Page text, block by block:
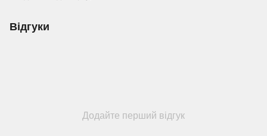
Відгуки
Додайте перший відгук